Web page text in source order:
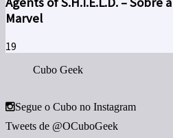
Marvel
19
Cubo Geek
Segue o Cubo no Instagram
Tweets de @OCuboGeek